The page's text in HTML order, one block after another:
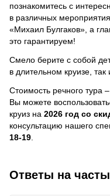
познакомитесь с
в различных
«Михаил Булгаков», а
это гарантируем!
Смело берите с собой
в длительном круизе, так
Стоимость речного тура –
Вы можете
круиз на 2026 год со
консультацию нашего
18-19
Ответы на